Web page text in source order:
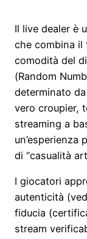
Il live dealer è
che combina il
comodità del
(Random
determinato
vero croupier,
streaming a
un’esperienza
di “casualità
I giocatori
autenticità
fiducia
stream